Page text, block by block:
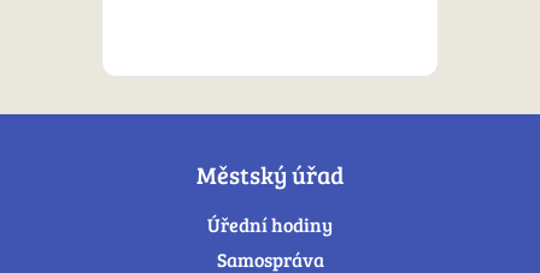
Městský úřad
Úřední hodiny
Samospráva